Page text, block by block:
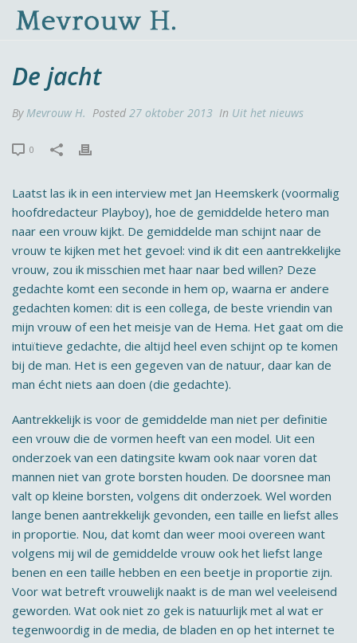
De jacht
ByMevrouw H. Posted 27 oktober 2013 In Uit het nieuws
0
Laatst las ik in een interview met Jan Heemskerk (voormalig
hoofdredacteur Playboy), hoe de gemiddelde hetero man
naar een vrouw kijkt. De gemiddelde man schijnt naar de
vrouw te kijken met het gevoel: vind ik dit een aantrekkelijke
vrouw, zou ik misschien met haar naar bed willen? Deze
gedachte komt een seconde in hem op, waarna er andere
gedachten komen: dit is een collega, de beste vriendin van
mijn vrouw of een het meisje van de Hema. Het gaat om die
intuïtieve gedachte, die altijd heel even schijnt op te komen
bij de man. Het is een gegeven van de natuur, daar kan de
man écht niets aan doen (die gedachte).
Aantrekkelijk is voor de gemiddelde man niet per definitie
een vrouw die de vormen heeft van een model. Uit een
onderzoek van een datingsite kwam ook naar voren dat
mannen niet van grote borsten houden. De doorsnee man
valt op kleine borsten, volgens dit onderzoek. Wel worden
lange benen aantrekkelijk gevonden, een taille en liefst alles
in proportie. Nou, dat komt dan weer mooi overeen want
volgens mij wil de gemiddelde vrouw ook het liefst lange
benen en een taille hebben en een beetje in proportie zijn.
Voor wat betreft vrouwelijk naakt is de man wel veeleisend
geworden. Wat ook niet zo gek is natuurlijk met al wat er
tegenwoordig in de media, de bladen en op het internet te